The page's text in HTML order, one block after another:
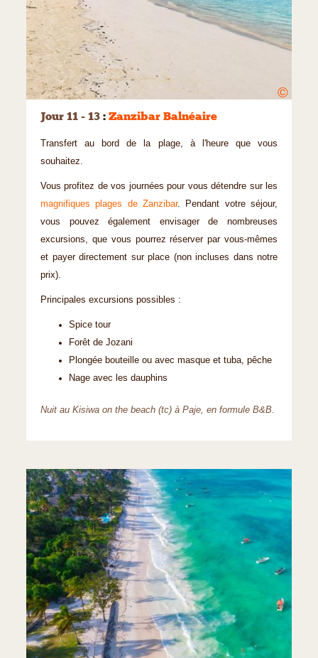
©
Jour 11 - 13 : Zanzibar Balnéaire
Transfert au bord de la plage, à l'heure que vous
souhaitez.
Vous profitez de vos journées pour vous détendre sur les
magnifiques plages de Zanzibar. Pendant votre séjour,
vous pouvez également envisager de nombreuses
excursions, que vous pourrez réserver par vous-mêmes
et payer directement sur place (non incluses dans notre
prix).
Principales excursions possibles :
Spice tour
Forêt de Jozani
Plongée bouteille ou avec masque et tuba, pêche
Nage avec les dauphins
Nuit au Kisiwa on the beach (tc) à Paje, en formule B&B.